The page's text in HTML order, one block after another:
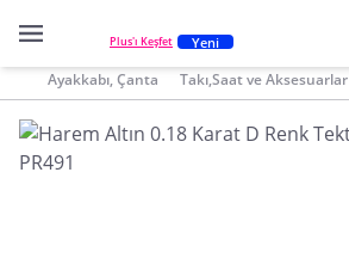
Plus'ı Keşfet Yeni
Ayakkabı, Çanta Takı,Saat ve Aksesuarlar